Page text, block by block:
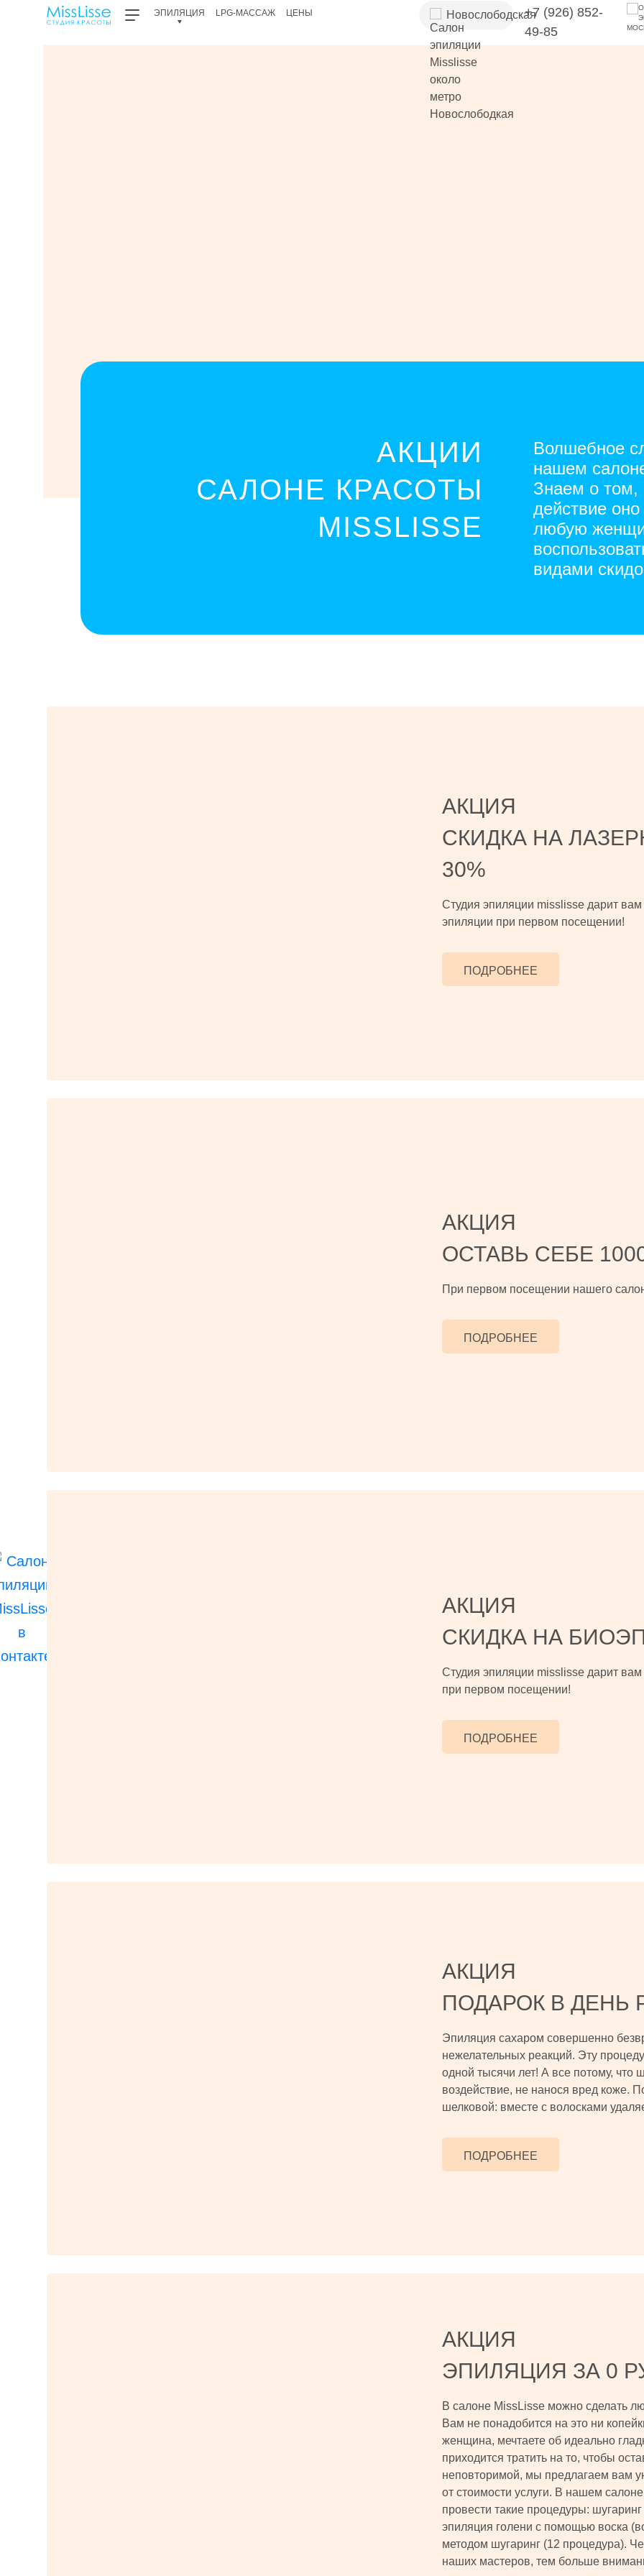
ЭПИЛЯЦИЯ LPG-МАССАЖ ЦЕНЫ Новослободская+7 (926) 852-
49-85
АКЦИИ
САЛОНЕ КРАСОТЫ
MISSLISSE
Волшебное
нашем
Знаем о том,
действие
любую
видами
АКЦИЯ
СКИДКА НА
30%
Студия эпиляции misslisse дарит вам
эпиляции при первом посещении!
ПОДРОБНЕЕ
АКЦИЯ
ОСТАВЬ СЕБЕ
При первом посещении нашего
ПОДРОБНЕЕ
АКЦИЯ
СКИДКА НА
Студия эпиляции misslisse дарит
при первом посещении!
ПОДРОБНЕЕ
АКЦИЯ
ПОДАРОК В ДЕНЬ
Эпиляция сахаром совершенно
нежелательных реакций. Эту
одной тысячи лет! А все потому, что
воздействие, не нанося вред коже.
шелковой: вместе с волосками
ПОДРОБНЕЕ
АКЦИЯ
ЭПИЛЯЦИЯ ЗА 0
В салоне MissLisse можно сделать
Вам не понадобится на это ни
женщина, мечтаете об идеально
приходится тратить на то, чтобы
неповторимой, мы предлагаем вам
от стоимости услуги. В нашем
провести такие процедуры:
эпиляция голени с помощью воска
методом шугаринг (12 процедура).
наших мастеров, тем больше